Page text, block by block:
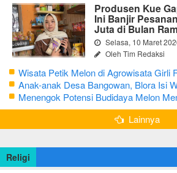
Produsen Kue
Ini Banjir
Juta di Bulan
Selasa, 10 Maret
Oleh Tim Redaksi
Wisata Petik Melon di Agrowisata Girli
Sampai 5 Hari Sudah Ludes Terjual
Anak-anak Desa Bangowan, Blora Isi
Puasa dengan Latihan Gamelan
Menengok Potensi Budidaya Melon
Greenhouse di Bojonegoro
Lainnya
Religi